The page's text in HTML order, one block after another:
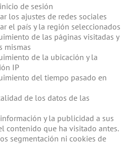
de sesión
los ajustes de redes sociales
el país y la región seleccionados
de las páginas visitadas y
mismas
de la ubicación y la
IP
del tiempo pasado en
de los datos de las
y la publicidad a sus
contenido que ha visitado antes.
segmentación ni cookies de